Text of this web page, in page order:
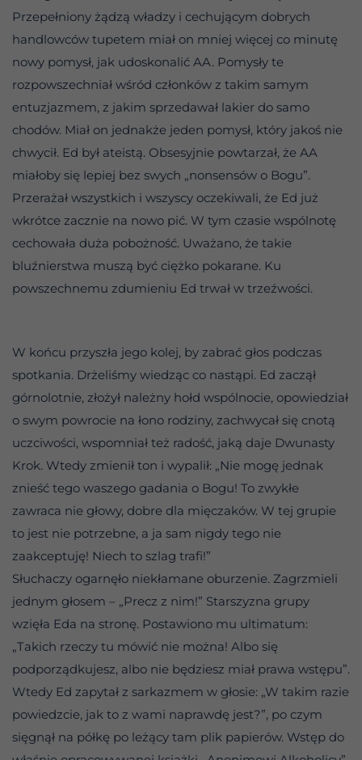
Przepełniony żądzą władzy i cechującym dobrych
handlowców tupetem miał on mniej więcej co minutę
nowy pomysł, jak udoskonalić AA. Pomysły te
rozpowszechniał wśród członków z takim samym
entuzjazmem, z jakim sprzedawał lakier do samo
chodów. Miał on jednakże jeden pomysł, który jakoś nie
chwycił. Ed był ateistą. Obsesyjnie powtarzał, że AA
miałoby się lepiej bez swych „nonsensów o Bogu”.
Przerażał wszystkich i wszyscy oczekiwali, że Ed już
wkrótce zacznie na nowo pić. W tym czasie wspólnotę
cechowała duża pobożność. Uważano, że takie
bluźnierstwa muszą być ciężko pokarane. Ku
powszechnemu zdumieniu Ed trwał w trzeźwości.
W końcu przyszła jego kolej, by zabrać głos podczas
spotkania. Drżeliśmy wiedząc co nastąpi. Ed zaczął
górnolotnie, złożył należny hołd wspólnocie, opowiedział
o swym powrocie na łono rodziny, zachwycał się cnotą
uczciwości, wspomniał też radość, jaką daje Dwunasty
Krok. Wtedy zmienił ton i wypalił: „Nie mogę jednak
znieść tego waszego gadania o Bogu! To zwykłe
zawraca nie głowy, dobre dla mięczaków. W tej grupie
to jest nie potrzebne, a ja sam nigdy tego nie
zaakceptuję! Niech to szlag trafi!”
Słuchaczy ogarnęło niekłamane oburzenie. Zagrzmieli
jednym głosem – „Precz z nim!” Starszyzna grupy
wzięła Eda na stronę. Postawiono mu ultimatum:
„Takich rzeczy tu mówić nie można! Albo się
podporządkujesz, albo nie będziesz miał prawa wstępu”.
Wtedy Ed zapytał z sarkazmem w głosie: „W takim razie
powiedzcie, jak to z wami naprawdę jest?”, po czym
sięgnął na półkę po leżący tam plik papierów. Wstęp do